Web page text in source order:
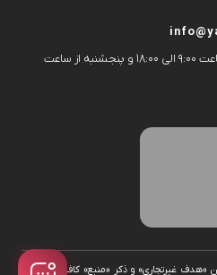
ساعات کاری:شنبه تا چهارشنبه از ساعت 9:00 الی 18:00 و پنجشنبه از ساعت
غیرتجاری» و ذکر «منبع» کافیست. تمام